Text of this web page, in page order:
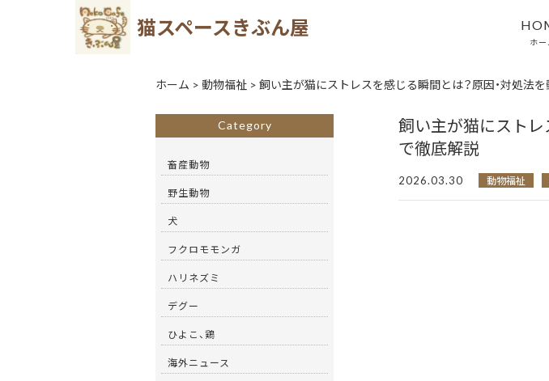
猫スペースきぶん屋
ホー
ホーム > 動物福祉 > 飼い主が猫にストレスを感じる瞬間とは？原因・対処法
飼い主が猫にストレ
で徹底解説
2026.03.30 動物福祉
Category
畜産動物
野生動物
犬
フクロモモンガ
ハリネズミ
デグー
ひよこ、鶏
海外ニュース